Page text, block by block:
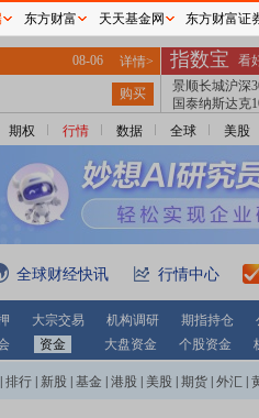
期权 行情 数据 全球 美股
全球财经快讯 行情中心
大宗交易 机构调研 期指持仓
资金 大盘资金 个股资金
排行 新股 基金 港股 美股 期货 外汇
东方财富 天天基金网 东方财富证